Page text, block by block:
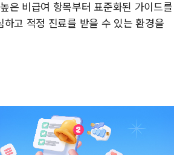
은 비급여 항목부터 표준화된 가이드를
고 적정 진료를 받을 수 있는 환경을